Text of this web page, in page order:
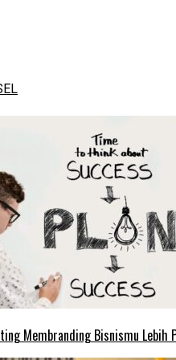
Membranding Bisnismu Lebih